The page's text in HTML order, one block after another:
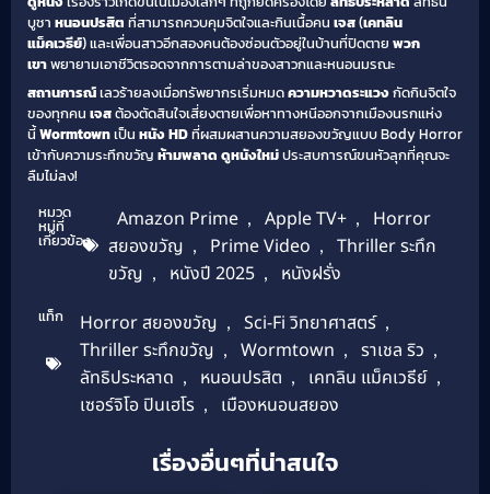
บูชา หนอนปรสิต ที่สามารถควบคุมจิตใจและกินเนื้อคน เจส(เคทลิน
แม็คเวธีย์) และเพื่อนสาวอีกสองคนต้องซ่อนตัวอยู่ในบ้านที่ปิดตาย พวก
เขาพยายามเอาชีวิตรอดจากการตามล่าของสาวกและหนอนมรณะ
สถานการณ์เลวร้ายลงเมื่อทรัพยากรเริ่มหมดความหวาดระแวงกัดกินจิตใจ
ของทุกคน เจสต้องตัดสินใจเสี่ยงตายเพื่อหาทางหนีออกจากเมืองนรกแห่ง
นี้Wormtownเป็น หนัง HDที่ผสมผสานความสยองขวัญแบบ Body Horror
เข้ากับความระทึกขวัญ ห้ามพลาด ดูหนังใหม่ประสบการณ์ขนหัวลุกที่คุณจะ
ลืมไม่ลง!
หมวด
หมู่ที่
เกี่ยวข้อง
Amazon Prime , Apple TV+ ,
Horror
สยองขวัญ , Prime Video ,
Thriller ระทึก
ขวัญ , หนังปี 2025 , หนังฝรั่ง
แท็ก Horror สยองขวัญ , Sci-Fi วิทยาศาสตร์ ,
Thriller ระทึกขวัญ , Wormtown , ราเชล ริว ,
ลัทธิประหลาด , หนอนปรสิต , เคทลิน แม็คเวธีย์ ,
เซอร์จิโอ ปินเฮโร , เมืองหนอนสยอง
เรื่องอื่นๆที่น่าสนใจ